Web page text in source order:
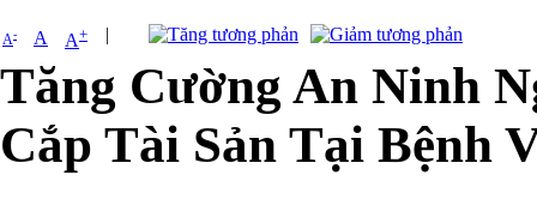
A- A A+ |
Tăng Cường An Ninh
Cắp Tài Sản Tại Bệnh